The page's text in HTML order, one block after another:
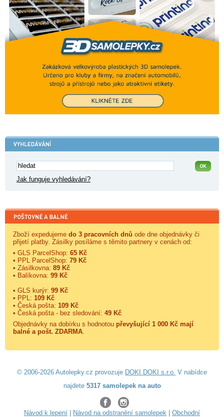
Jak funguje vyhledávání?
Zboží expedujeme do 3 pracovních dnů ode dne objednávky či
přijetí platby. Zásilky posíláme s těmito partnery v cenách od:
• GLS ParcelShop: 65 Kč
• PPL ParcelShop: 79 Kč
• Zásilkovna: 89 Kč
• Balíkovna: 99 Kč
• GLS kurýr: 99 Kč
• PPL: 109 Kč
• Česká pošta: 109 Kč
• Česká pošta - bez sledování: 49 Kč
Objednávky na dobírku s hodnotou převyšující 1 000 Kč mají
balné a pošt. ZDARMA
© 2006-2026 Autolepky.cz provozuje DOKI DOKI s.r.o. V nabídce
najdete 5317 samolepek na auto
Návod k lepení Návod na odstranění samolepek Obchodní